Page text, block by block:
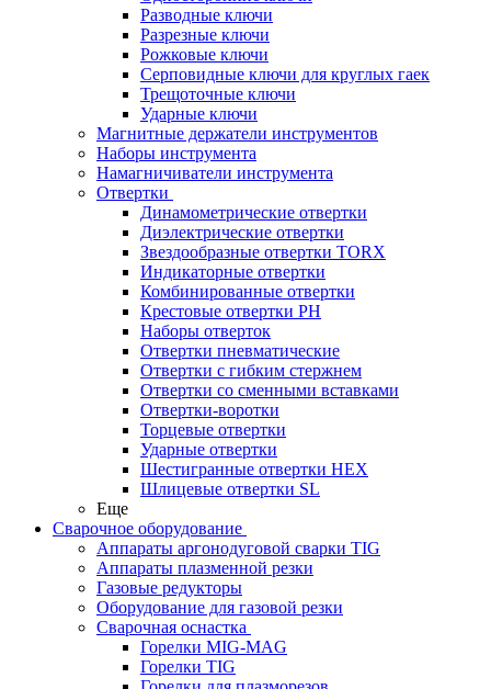
Разводные ключи
Разрезные ключи
Рожковые ключи
Серповидные ключи для круглых гаек
Трещоточные ключи
Ударные ключи
Магнитные держатели инструментов
Наборы инструмента
Намагничиватели инструмента
Отвертки
Динамометрические отвертки
Диэлектрические отвертки
Звездообразные отвертки TORX
Индикаторные отвертки
Комбинированные отвертки
Крестовые отвертки PH
Наборы отверток
Отвертки пневматические
Отвертки с гибким стержнем
Отвертки со сменными вставками
Отвертки-воротки
Торцевые отвертки
Ударные отвертки
Шестигранные отвертки HEX
Шлицевые отвертки SL
Еще
Сварочное оборудование
Аппараты аргонодуговой сварки TIG
Аппараты плазменной резки
Газовые редукторы
Оборудование для газовой резки
Сварочная оснастка
Горелки MIG-MAG
Горелки TIG